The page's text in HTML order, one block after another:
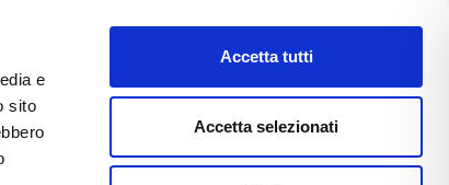
e
sito
Accetta tutti
Accetta selezionati
E-COMMERCE FAST NEWS